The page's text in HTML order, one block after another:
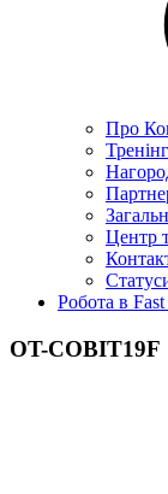
Про
Центр
Робота в
OT-COBIT19F